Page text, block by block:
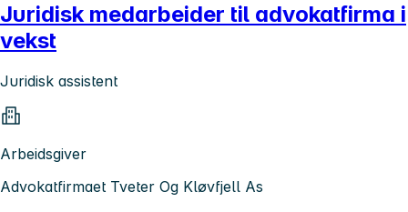
Juridisk medarbeider til advokatfirma i
vekst
Juridisk assistent
Arbeidsgiver
Advokatfirmaet Tveter Og Kløvfjell As